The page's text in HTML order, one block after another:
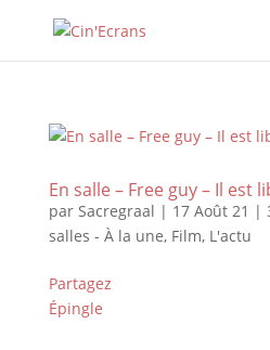
En salle – Free guy – Il est
par Sacregraal | 17 Août 21 |
salles - À la une, Film, L'actu
Partagez
Épingle